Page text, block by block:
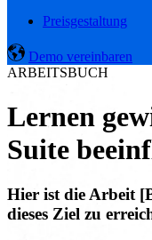
Preisgestaltung
Demo vereinbaren
ARBEITSBUCH
Lernen
Suite
Hier ist die Arbeit
dieses Ziel zu